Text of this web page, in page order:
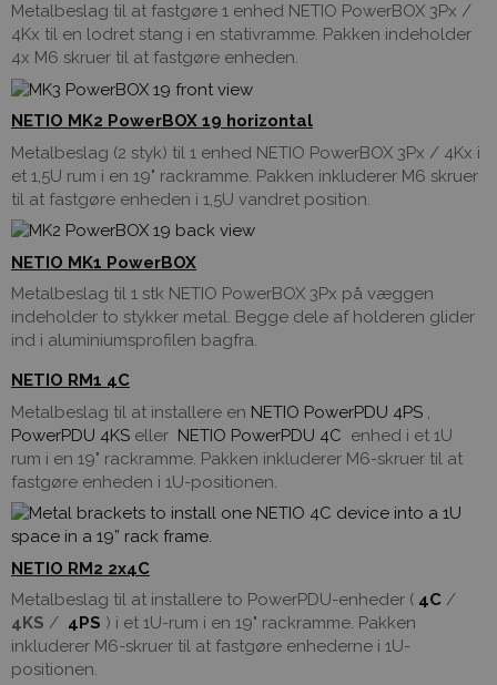
Metalbeslag til at fastgøre 1 enhed NETIO PowerBOX 3Px /
4Kx til en lodret stang i en stativramme. Pakken indeholder
4x M6 skruer til at fastgøre enheden.
NETIO MK2 PowerBOX 19 horizontal
Metalbeslag (2 styk) til 1 enhed NETIO PowerBOX 3Px / 4Kx i
et 1,5U rum i en 19" rackramme. Pakken inkluderer M6 skruer
til at fastgøre enheden i 1,5U vandret position.
NETIO MK1 PowerBOX
Metalbeslag til 1 stk NETIO PowerBOX 3Px på væggen
indeholder to stykker metal. Begge dele af holderen glider
ind i aluminiumsprofilen bagfra.
NETIO RM1 4C
Metalbeslag til at installere en NETIO PowerPDU 4PS ,
PowerPDU 4KS eller NETIO PowerPDU 4C enhed i et 1U
rum i en 19" rackramme. Pakken inkluderer M6-skruer til at
fastgøre enheden i 1U-positionen.
NETIO RM2 2x4C
Metalbeslag til at installere to PowerPDU-enheder ( 4C /
4KS / 4PS ) i et 1U-rum i en 19" rackramme. Pakken
inkluderer M6-skruer til at fastgøre enhederne i 1U-
positionen.